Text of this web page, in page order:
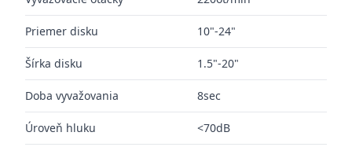
Priemer disku 10"-24"
Šírka disku 1.5"-20"
Doba vyvažovania 8sec
Úroveň hluku <70dB